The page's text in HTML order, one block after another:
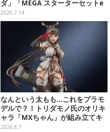
ダ」「MEGA スターターセットe
x」各種の全4商品
2026.7.14
なんという太もも…これをプラモ
デルで？！トリダモノ氏のオリキ
ャラ「MXちゃん」が組み立てキ
ット化―持ってるケースはレール
2026.8.7